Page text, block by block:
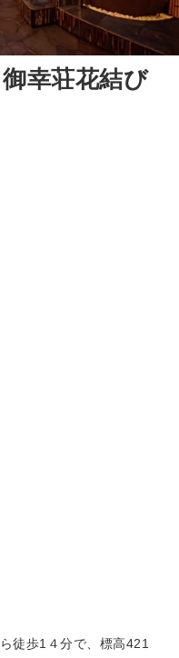
御幸荘花結び
徒歩1４分で、標高421